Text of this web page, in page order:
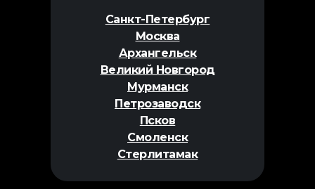
Санкт-Петербург
Москва
Архангельск
Великий Новгород
Мурманск
Петрозаводск
Псков
Смоленск
Стерлитамак